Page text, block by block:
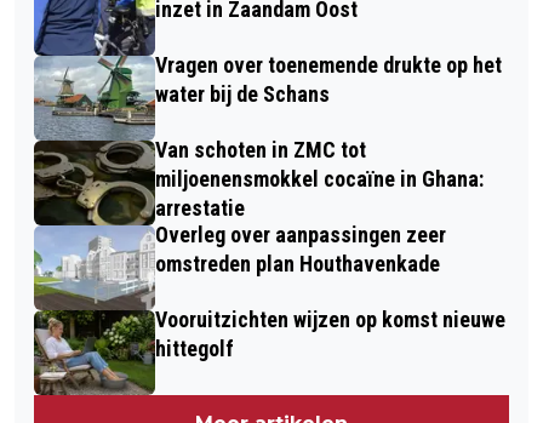
PARKEERPLEKKEN?
inzet in Zaandam Oost
Vragen over toenemende drukte op het
water bij de Schans
Van schoten in ZMC tot
miljoenensmokkel cocaïne in Ghana:
arrestatie
Overleg over aanpassingen zeer
omstreden plan Houthavenkade
Vooruitzichten wijzen op komst nieuwe
hittegolf